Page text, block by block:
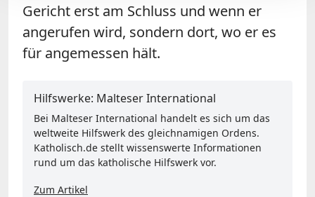
Gericht erst am Schluss und wenn er
angerufen wird, sondern dort, wo er es
für angemessen hält.
Hilfswerke: Malteser International
Bei Malteser International handelt es sich um das
weltweite Hilfswerk des gleichnamigen Ordens.
Katholisch.de stellt wissenswerte Informationen
rund um das katholische Hilfswerk vor.
Zum Artikel